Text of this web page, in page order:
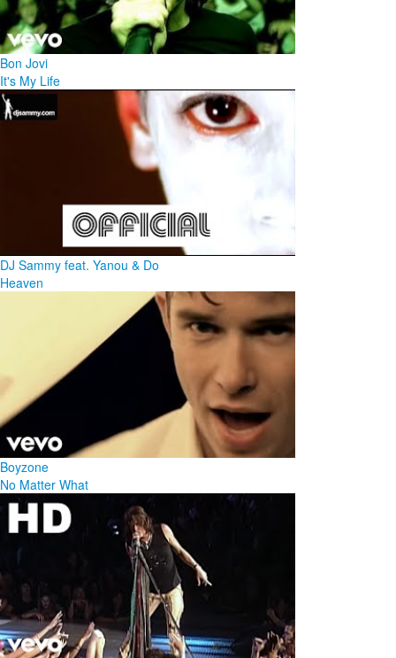
Bon Jovi
It's My Life
DJ Sammy feat. Yanou & Do
Heaven
Boyzone
No Matter What